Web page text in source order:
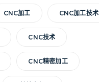
CNC加工 CNC加工技术
CNC技术
CNC精密加工